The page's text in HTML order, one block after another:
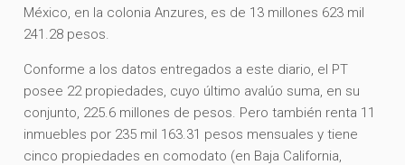
México, en la colonia Anzures, es de 13 millones 623 mil
241.28 pesos.
Conforme a los datos entregados a este diario, el PT
posee 22 propiedades, cuyo último avalúo suma, en su
conjunto, 225.6 millones de pesos. Pero también renta 11
inmuebles por 235 mil 163.31 pesos mensuales y tiene
cinco propiedades en comodato (en Baja California,